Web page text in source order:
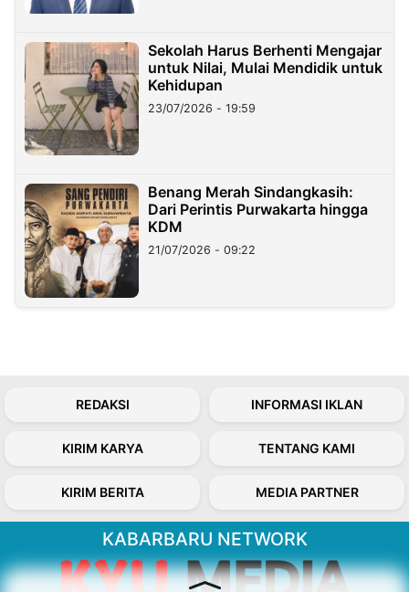
Sekolah Harus Berhenti Mengajar
untuk Nilai, Mulai Mendidik untuk
Kehidupan
23/07/2026 - 19:59
Benang Merah Sindangkasih:
Dari Perintis Purwakarta hingga
KDM
21/07/2026 - 09:22
REDAKSI INFORMASI IKLAN
KIRIM KARYA TENTANG KAMI
KIRIM BERITA MEDIA PARTNER
KABARBARU NETWORK